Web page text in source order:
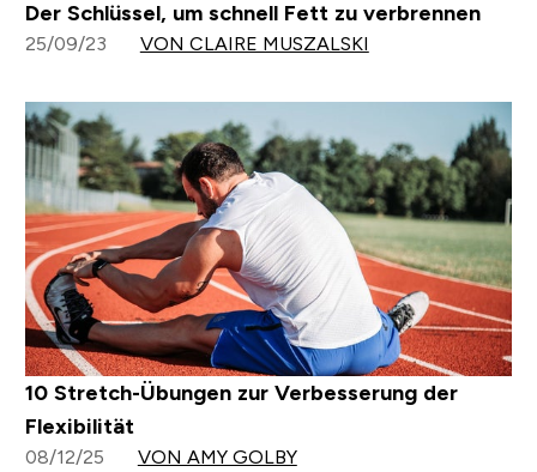
Der Schlüssel, um schnell Fett zu verbrennen
25/09/23 VON CLAIRE MUSZALSKI
10 Stretch-Übungen zur Verbesserung der
Flexibilität
08/12/25 VON AMY GOLBY